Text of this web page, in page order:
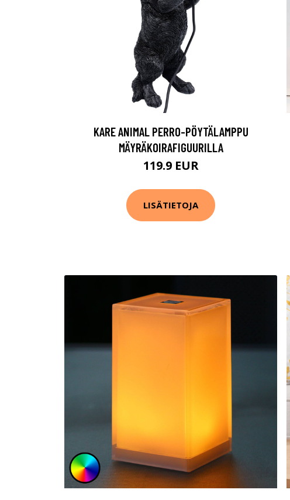
KARE ANIMAL PERRO-PÖYTÄLAMPPU
MÄYRÄKOIRAFIGUURILLA
119.9 EUR
LISÄTIETOJA